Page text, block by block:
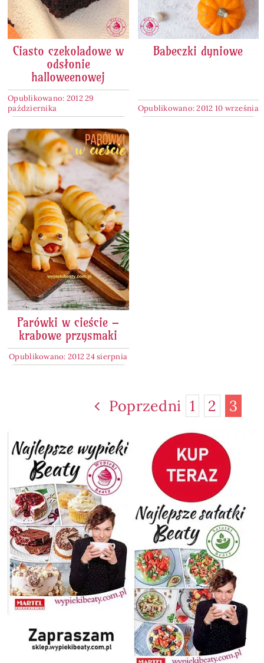
Ciasto czekoladowe w
odsłonie
halloweenowej
Opublikowano: 2012 29
października
Babeczki dyniowe
Opublikowano: 2012 10 września
Parówki w cieście –
krabowe przysmaki
Opublikowano: 2012 24 sierpnia
Poprzedni 1 2 3